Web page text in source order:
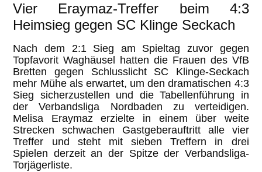
Vier Eraymaz-Treffer beim 4:3
Heimsieg gegen SC Klinge Seckach
Nach dem 2:1 Sieg am Spieltag zuvor gegen
Topfavorit Waghäusel hatten die Frauen des VfB
Bretten gegen Schlusslicht SC Klinge-Seckach
mehr Mühe als erwartet, um den dramatischen 4:3
Sieg sicherzustellen und die Tabellenführung in
der Verbandsliga Nordbaden zu verteidigen.
Melisa Eraymaz erzielte in einem über weite
Strecken schwachen Gastgeberauftritt alle vier
Treffer und steht mit sieben Treffern in drei
Spielen derzeit an der Spitze der Verbandsliga-
Torjägerliste.